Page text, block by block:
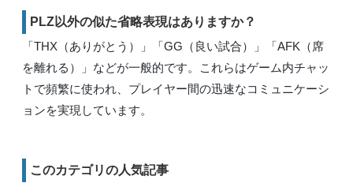
PLZ以外の似た省略表現はありますか？
「THX（ありがとう）」「GG（良い試合）」「AFK（席
を離れる）」などが一般的です。これらはゲーム内チャッ
トで頻繁に使われ、プレイヤー間の迅速なコミュニケーシ
ョンを実現しています。
このカテゴリの人気記事